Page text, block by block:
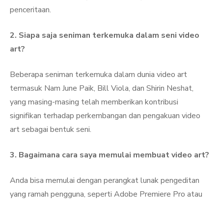
penceritaan.
2. Siapa saja seniman terkemuka dalam seni video
art?
Beberapa seniman terkemuka dalam dunia video art
termasuk Nam June Paik, Bill Viola, dan Shirin Neshat,
yang masing-masing telah memberikan kontribusi
signifikan terhadap perkembangan dan pengakuan video
art sebagai bentuk seni.
3. Bagaimana cara saya memulai membuat video art?
Anda bisa memulai dengan perangkat lunak pengeditan
yang ramah pengguna, seperti Adobe Premiere Pro atau